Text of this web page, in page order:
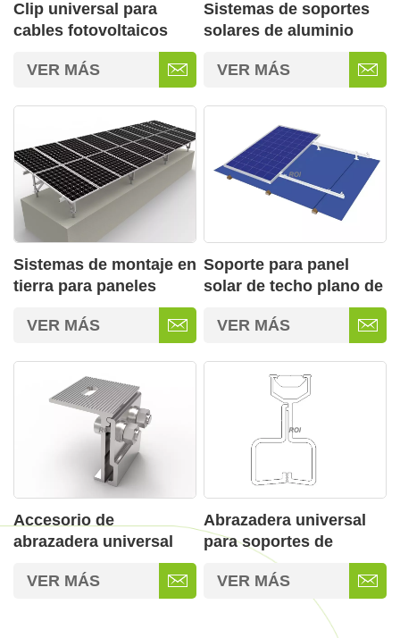
Clip universal para
cables fotovoltaicos
cables fotovoltaicos
VER MÁS
Sistemas de soportes
solares de aluminio
para montaje en suelo
de fácil instalación
VER MÁS
Sistemas de montaje en
tierra para paneles
VER MÁS
Soporte para panel
solar de techo plano de
metal con inclinación
ajustable
VER MÁS
Accesorio de
abrazadera universal
corrosión para
VER MÁS
Abrazadera universal
para soportes de
paneles solares para
techos
VER MÁS